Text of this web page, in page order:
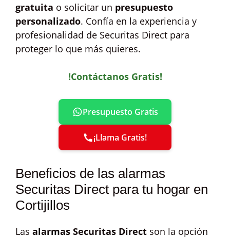
gratuita o solicitar un presupuesto
personalizado. Confía en la experiencia y
profesionalidad de Securitas Direct para
proteger lo que más quieres.
!Contáctanos Gratis!
Presupuesto Gratis
¡Llama Gratis!
Beneficios de las alarmas
Securitas Direct para tu hogar en
Cortijillos
Las alarmas Securitas Direct son la opción